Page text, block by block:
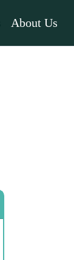
About Us